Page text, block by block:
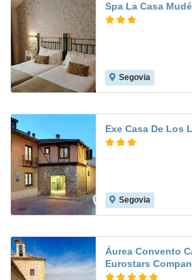
Spa La Casa
Segovia
Exe Casa De Los
Segovia
Áurea Convento
Eurostars